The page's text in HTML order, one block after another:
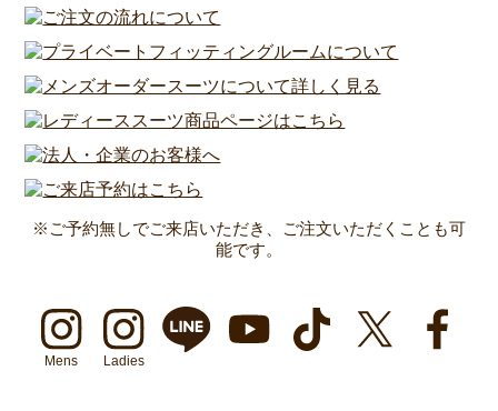
※ご予約無しでご来店いただき、ご注文いただくことも可
能です。
Mens Ladies